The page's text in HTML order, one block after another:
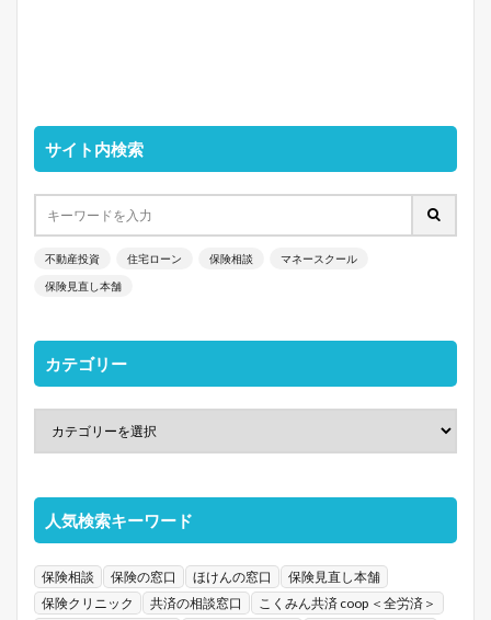
サイト内検索
不動産投資 住宅ローン 保険相談 マネースクール
保険見直し本舗
カテゴリー
人気検索キーワード
保険相談 保険の窓口 ほけんの窓口
保険見直し本舗
保険クリニック
共済の相談窓口
こくみん共済 coop ＜全労済＞